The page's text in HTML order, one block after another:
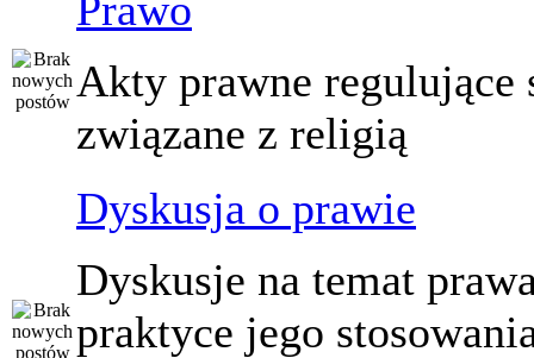
Akty prawne regulujące
związane z religią
Dyskusja o prawie
Dyskusje na temat
praktyce jego